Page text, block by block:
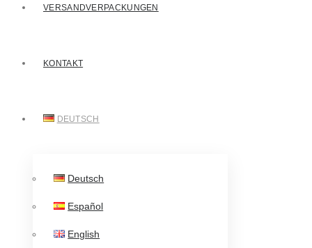
VERSANDVERPACKUNGEN
KONTAKT
DEUTSCH
Deutsch
Español
English